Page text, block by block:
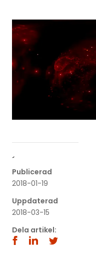
´
Publicerad
2018-01-19
Uppdaterad
2018-03-15
Dela artikel: